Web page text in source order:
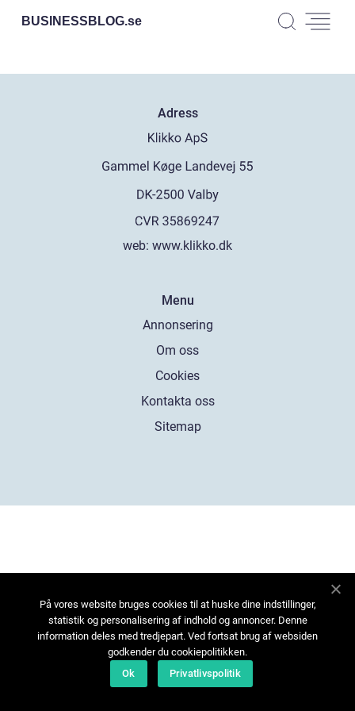
BUSINESSBLOG.se
Adress
web: www.klikko.dk
Menu
Annonsering
Om oss
Cookies
Kontakta oss
Sitemap
På vores website bruges cookies til at huske dine indstillinger,
statistik og personalisering af indhold og annoncer. Denne
information deles med tredjepart. Ved fortsat brug af websiden
godkender du cookiepolitikken.
Ok
Privatlivspolitik